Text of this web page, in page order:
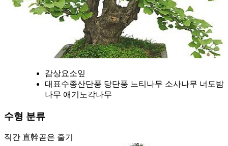
감상요소잎
대표수종산단풍 당단풍 느티나무 소사나무 너도밤
나무 애기노각나무
수형 분류
직간 直幹곧은 줄기